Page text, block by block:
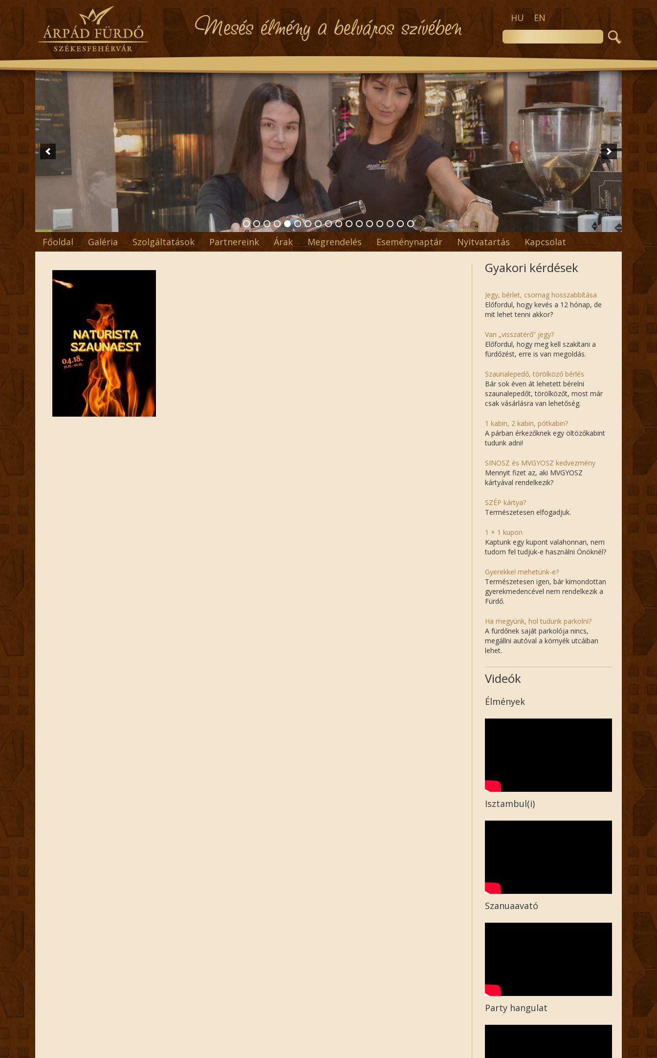
HU EN
Főoldal Galéria Szolgáltatások Partnereink Árak Megrendelés Eseménynaptár Nyitvatartás Kapcsolat
Gyakori kérdések
Jegy, bérlet, csomag hosszabbítása
Előfordul, hogy kevés a 12 hónap, de
mit lehet tenni akkor?
Van „visszatérő” jegy?
Előfordul, hogy meg kell szakítani a
fürdőzést, erre is van megoldás.
Szaunalepedő, törölköző bérlés
Bár sok éven át lehetett bérelni
szaunalepedőt, törölközőt, most már
csak vásárlásra van lehetőség.
1 kabin, 2 kabin, pótkabin?
A párban érkezőknek egy öltözőkabint
tudunk adni!
SINOSZ és MVGYOSZ kedvezmény
Mennyit fizet az, aki MVGYOSZ
kártyával rendelkezik?
SZÉP kártya?
Természetesen elfogadjuk.
1 + 1 kupon
Kaptunk egy kupont valahonnan, nem
tudom fel tudjuk-e használni Önöknél?
Gyerekkel mehetünk-e?
Természetesen igen, bár kimondottan
gyerekmedencével nem rendelkezik a
Fürdő.
Ha megyünk, hol tudunk parkolni?
A fürdőnek saját parkolója nincs,
megállni autóval a környék utcáiban
lehet.
Videók
Élmények
Isztambul(i)
Szanuaavató
Party hangulat